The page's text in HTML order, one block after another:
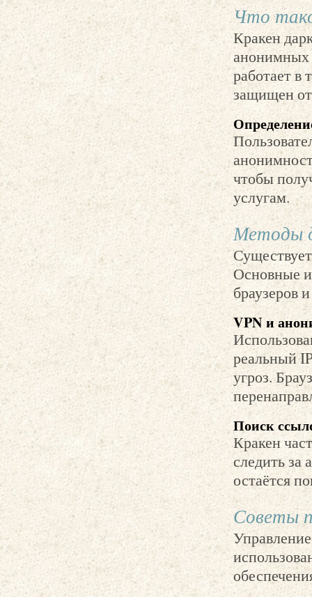
Что
Кракен
анонимных
работает в
защищен
чтобы
услугам.
Методы
Основные
браузеров
VPN и
реальный
угроз.
Поиск
Кракен
следить
остаётся
Советы